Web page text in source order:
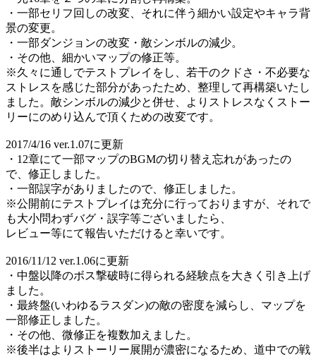
・一部セリフ回しの改変、それに伴う細かい設定やキャラ背
景の変更。
・一部ダンジョンの改変・敵シンボルの減少。
・その他、細かいマップの修正等。
※久々に通しでテストプレイをし、若干のクドさ・不必要な
ストレスを感じた部分があったため、整理して再構築いたし
ました。敵シンボルの減少と併せ、よりストレスなくストー
リーにのめり込んで頂くための改変です。
2017/4/16 ver.1.07に更新
・12章にて一部マップのBGMの切り替え忘れがあったの
で、修正しました。
・一部誤字がありましたので、修正しました。
※公開前にテストプレイは充分に行っておりますが、それで
も大小問わずバグ・誤字等ございましたら、
レビュー等にて報告いただけると幸いです。
2016/11/12 ver.1.06に更新
・中盤以降のボス撃破時に得られる経験点を大きく引き上げ
ました。
・最終盤(いわゆるラスダン)の敵の密度を減らし、マップを
一部修正しました。
・その他、微修正を複数加えました。
※後半はよりストーリー展開が濃密になるため、道中での戦